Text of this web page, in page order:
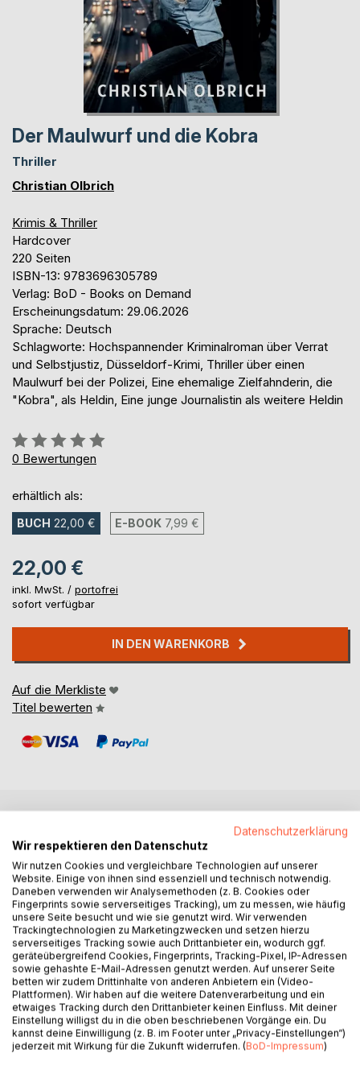
Der Maulwurf und die Kobra
Thriller
Christian Olbrich
Krimis & Thriller
Hardcover
220 Seiten
ISBN-13: 9783696305789
Verlag: BoD - Books on Demand
Erscheinungsdatum: 29.06.2026
Sprache: Deutsch
Schlagworte: Hochspannender Kriminalroman über Verrat
und Selbstjustiz, Düsseldorf-Krimi, Thriller über einen
Maulwurf bei der Polizei, Eine ehemalige Zielfahnderin, die
"Kobra", als Heldin, Eine junge Journalistin als weitere Heldin
Bewertung::
0%
0 Bewertungen
erhältlich als:
BUCH 22,00 € E-BOOK 7,99 €
22,00 €
inkl. MwSt. / portofrei
sofort verfügbar
IN DEN WARENKORB
Auf die Merkliste
Titel bewerten
Eine arabische Bande überschwemmt das Land mit
Rauschgift. Alle Maßnahmen der Polizei laufen ins Leere,
denn ein Maulwurf in ihren Reihen verrät alle Aktionen an
die Kriminellen.
Als die Bande den Staatssekretär mit seinem Auto in die
Luft sprengt, sieht seine Witwe nur noch einen Ausweg.
Über ein Zeitungsinterview erbittet sie die Hilfe der Kobra,
der erfolgreichsten Zielfahnderin, die das
Bundeskriminalamt je hatte. Aber das BKA trennte sich von
ihr, als sie die von ihr aufgespürten Verbrecher nicht mehr
Datenschutzerklärung
Wir respektieren den Datenschutz
Wir nutzen Cookies und vergleichbare Technologien auf unserer
Website. Einige von ihnen sind essenziell und technisch notwendig.
Daneben verwenden wir Analysemethoden (z. B. Cookies oder
Fingerprints sowie serverseitiges Tracking), um zu messen, wie häufig
unsere Seite besucht und wie sie genutzt wird. Wir verwenden
Trackingtechnologien zu Marketingzwecken und setzen hierzu
serverseitiges Tracking sowie auch Drittanbieter ein, wodurch ggf.
geräteübergreifend Cookies, Fingerprints, Tracking-Pixel, IP-Adressen
sowie gehashte E-Mail-Adressen genutzt werden. Auf unserer Seite
betten wir zudem Drittinhalte von anderen Anbietern ein (Video-
Plattformen). Wir haben auf die weitere Datenverarbeitung und ein
etwaiges Tracking durch den Drittanbieter keinen Einfluss. Mit deiner
Einstellung willigst du in die oben beschriebenen Vorgänge ein. Du
kannst deine Einwilligung (z. B. im Footer unter „Privacy-Einstellungen“)
jederzeit mit Wirkung für die Zukunft widerrufen. (BoD-Impressum)